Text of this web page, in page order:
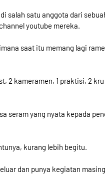
salah satu anggota dari
youtube mereka.
saat itu memang lagi
2 kameramen, 1 praktisi, 2
seram yang nyata kepada
kurang lebih begitu.
dan punya kegiatan